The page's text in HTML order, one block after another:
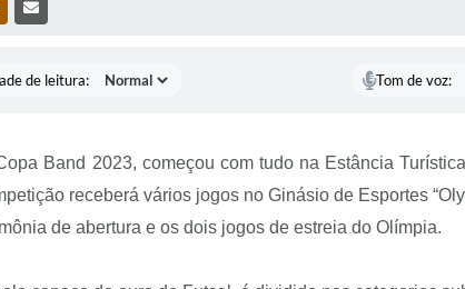
OUTRAS MÍDIAS
de leitura: Tom de voz:
Band 2023, começou com tudo na Estância
receberá vários jogos no Ginásio de Esportes
de abertura e os dois jogos de estreia do Olímpia.